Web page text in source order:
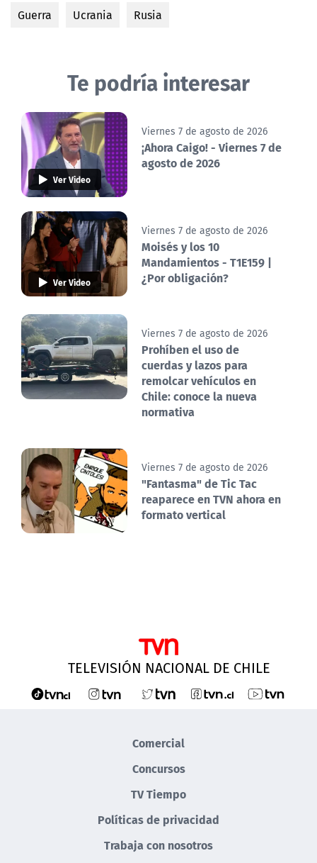
Guerra Ucrania Rusia
Te podría interesar
Ver Video
Viernes 7 de agosto de 2026
¡Ahora Caigo! - Viernes 7 de
agosto de 2026
Ver Video
Viernes 7 de agosto de 2026
Moisés y los 10
Mandamientos - T1E159 |
¿Por obligación?
Viernes 7 de agosto de 2026
Prohíben el uso de
cuerdas y lazos para
remolcar vehículos en
Chile: conoce la nueva
normativa
Viernes 7 de agosto de 2026
"Fantasma" de Tic Tac
reaparece en TVN ahora en
formato vertical
TELEVISIÓN NACIONAL DE CHILE
Comercial
Concursos
TV Tiempo
Políticas de privacidad
Trabaja con nosotros